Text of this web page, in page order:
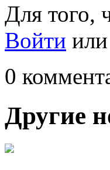
Для того,
Войти или
0
Другие